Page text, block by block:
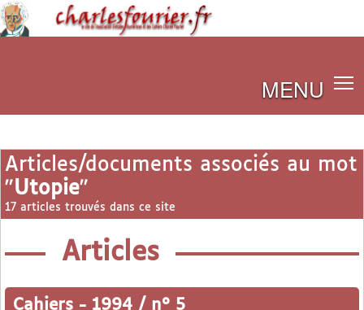
MENU
Articles/documents associés au mot
"Utopie"
17 articles trouvés dans ce site
Articles
Cahiers - 1994 / n° 5